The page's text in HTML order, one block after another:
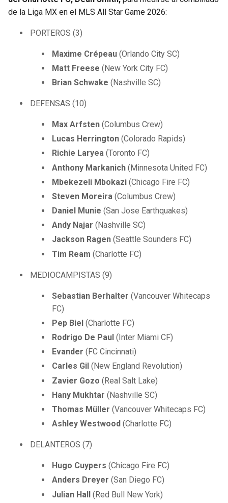
de la Liga MX en el MLS All Star Game 2026:
PORTEROS (3)
Maxime Crépeau (Orlando City SC)
Matt Freese(New York City FC)
Brian Schwake(Nashville SC)
DEFENSAS (10)
Max Arfsten(Columbus Crew)
Lucas Herrington(Colorado Rapids)
Richie Laryea(Toronto FC)
Anthony Markanich(Minnesota United FC)
Mbekezeli Mbokazi(Chicago Fire FC)
Steven Moreira(Columbus Crew)
Daniel Munie(San Jose Earthquakes)
Andy Najar(Nashville SC)
Jackson Ragen(Seattle Sounders FC)
Tim Ream(Charlotte FC)
MEDIOCAMPISTAS (9)
Sebastian Berhalter(Vancouver Whitecaps
FC)
Pep Biel(Charlotte FC)
Rodrigo De Paul(Inter Miami CF)
Evander(FC Cincinnati)
Carles Gil(New England Revolution)
Zavier Gozo(Real Salt Lake)
Hany Mukhtar(Nashville SC)
Thomas Müller(Vancouver Whitecaps FC)
Ashley Westwood(Charlotte FC)
DELANTEROS (7)
Hugo Cuypers(Chicago Fire FC)
Anders Dreyer(San Diego FC)
Julian Hall(Red Bull New York)